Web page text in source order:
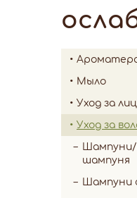
Мыло
Уход за
Уход за
Шампуни/
шампуня
Шампуни